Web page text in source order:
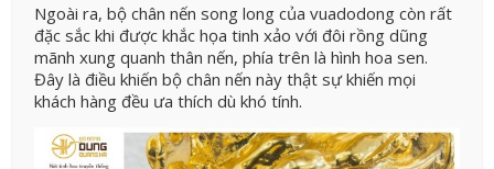
Ngoài ra, bộ chân nến song long của vuadodong còn rất
đặc sắc khi được khắc họa tinh xảo với đôi rồng dũng
mãnh xung quanh thân nến, phía trên là hình hoa sen.
Đây là điều khiến bộ chân nến này thật sự khiến mọi
khách hàng đều ưa thích dù khó tính.